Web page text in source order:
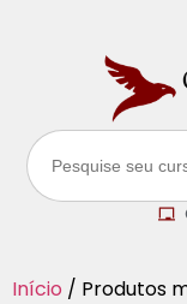
Search
for:
Início / Produtos